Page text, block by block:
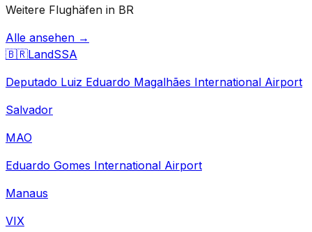
Weitere Flughäfen in BR
Alle ansehen →
🇧🇷LandSSA
Deputado Luiz Eduardo Magalhães International Airport
Salvador
MAO
Eduardo Gomes International Airport
Manaus
VIX